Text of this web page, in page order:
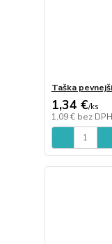
Taška
1,34 €/ks
1,09 € bez DPH